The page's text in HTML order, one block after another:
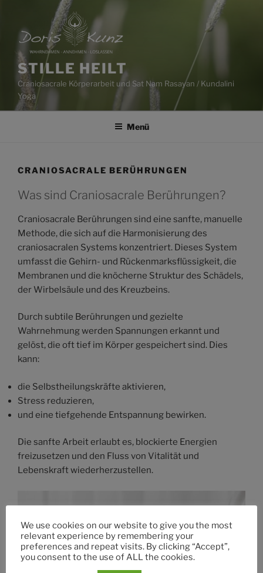
springen
STILLE HEILT
Craniosacrale Körperarbeit und Sat Nam Rasayan / Kundalini
Yoga
Menü
CRANIOSACRALE BERÜHRUNGEN
Was sind Craniosacrale Berührungen?
Craniosacrale Berührungen sind eine sanfte, manuelle
Methode, die sich auf die Harmonisierung des
craniosacralen Systems konzentriert. Dieses System
umfasst die Gehirn- und Rückenmarksflüssigkeit, die
Membranen und die knöcherne Struktur des Schädels,
der Wirbelsäule und des Kreuzbeins.
Durch subtile Berührungen und gezielte
Wahrnehmung werden Spannungen erkannt und
gelöst, die oft tief im Körper gespeichert sind. Dies
kann:
die Selbstheilungskräfte aktivieren,
Stress reduzieren,
und eine tiefgehende Entspannung bewirken.
Die sanfte Arbeit erlaubt es, blockierte Energien
freizusetzen und den Fluss von Vitalität und
Lebenskraft wiederherzustellen.
We use cookies on our website to give you the most
relevant experience by remembering your
preferences and repeat visits. By clicking “Accept”,
you consent to the use of ALL the cookies.